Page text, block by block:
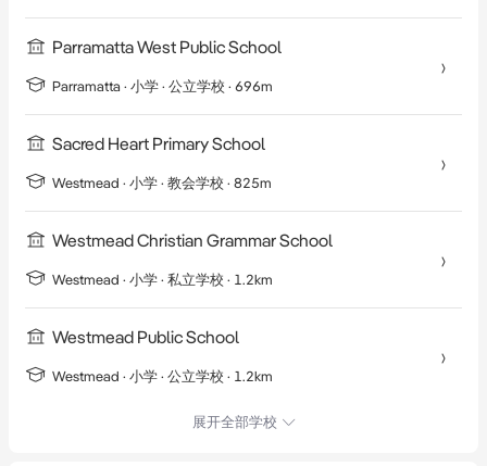
季度费用：
抓紧时间看房，这套公寓不容错过！
免责声明：尽管此广告中的所有信息均来自可靠来源，但 AJW
Realty 不保证信息的准确性，任何潜在买家不应将其视为事实陈
述，并应在必要时寻求专业建议。
Another Great Apartment in a Great Building! Entry for inspections
AJW Realty are proud to present you this Great Value and Ultra-
Parramatta West Public School
Parramatta · 小学 · 公立学校 · 696m
Sacred Heart Primary School
Westmead · 小学 · 教会学校 · 825m
Westmead Christian Grammar School
Westmead · 小学 · 私立学校 · 1.2km
Westmead Public School
Westmead · 小学 · 公立学校 · 1.2km
展开全部学校